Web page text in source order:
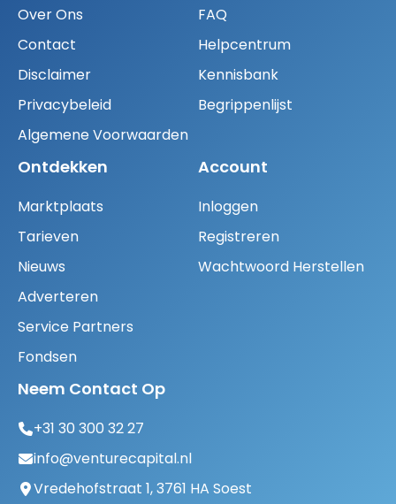
Over Ons
Contact
Disclaimer
Privacybeleid
Algemene Voorwaarden
FAQ
Helpcentrum
Kennisbank
Begrippenlijst
Ontdekken
Marktplaats
Tarieven
Nieuws
Adverteren
Service Partners
Fondsen
Account
Inloggen
Registreren
Wachtwoord Herstellen
Neem Contact Op
+31 30 300 32 27
info@venturecapital.nl
Vredehofstraat 1, 3761 HA Soest